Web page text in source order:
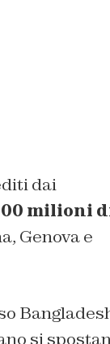
dai
milioni
Genova e
si